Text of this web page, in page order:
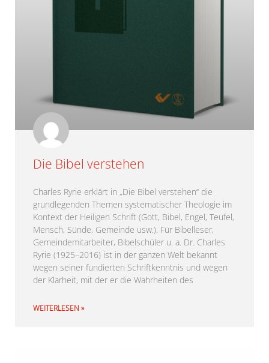
Die Bibel verstehen
Charles Ryrie erklärt in „Die Bibel verstehen“ die
grundlegenden Themen systematischer Theologie im
Kontext der Heiligen Schrift (Gott, Bibel, Engel, Teufel,
Mensch, Sünde, Gemeinde usw.). Für Bibelleser,
Gemeindemitarbeiter, Bibelschüler u. a. Dr. Charles
Ryrie (1925–2016) ist in der ganzen Welt bekannt
wegen seiner fundierten Schriftkenntnis und wegen
der Klarheit, mit der er die Wahrheiten des
WEITERLESEN »